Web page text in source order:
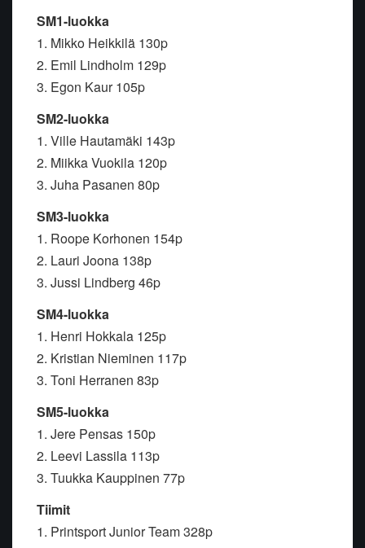
SM1-luokka
1. Mikko Heikkilä 130p
2. Emil Lindholm 129p
3. Egon Kaur 105p
SM2-luokka
1. Ville Hautamäki 143p
2. Miikka Vuokila 120p
3. Juha Pasanen 80p
SM3-luokka
1. Roope Korhonen 154p
2. Lauri Joona 138p
3. Jussi Lindberg 46p
SM4-luokka
1. Henri Hokkala 125p
2. Kristian Nieminen 117p
3. Toni Herranen 83p
SM5-luokka
1. Jere Pensas 150p
2. Leevi Lassila 113p
3. Tuukka Kauppinen 77p
Tiimit
1. Printsport Junior Team 328p